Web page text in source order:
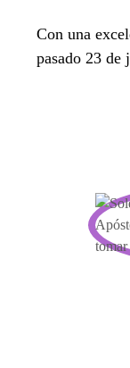
Con una
pasado 23